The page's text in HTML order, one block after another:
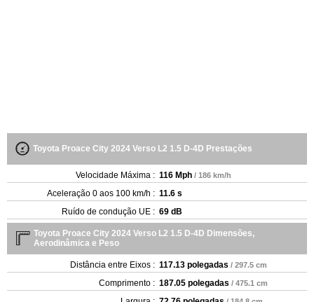
Toyota Proace City 2024 Verso L2 1.5 D-4D Prestações
Velocidade Máxima : 116 Mph / 186 km/h
Aceleração 0 aos 100 km/h : 11.6 s
Ruído de condução UE : 69 dB
Toyota Proace City 2024 Verso L2 1.5 D-4D Dimensões,
Aerodinâmica e Peso
Distância entre Eixos : 117.13 polegadas / 297.5 cm
Comprimento : 187.05 polegadas / 475.1 cm